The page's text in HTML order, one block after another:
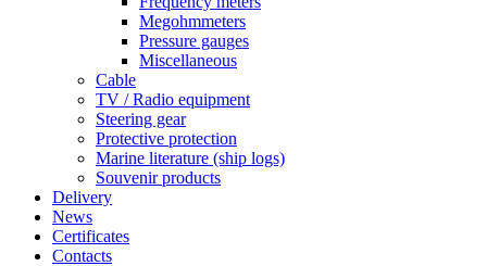
Megohmmeters
Pressure gauges
Miscellaneous
Cable
TV / Radio equipment
Steering gear
Protective protection
Marine literature (ship logs)
Souvenir products
Delivery
News
Certificates
Contacts